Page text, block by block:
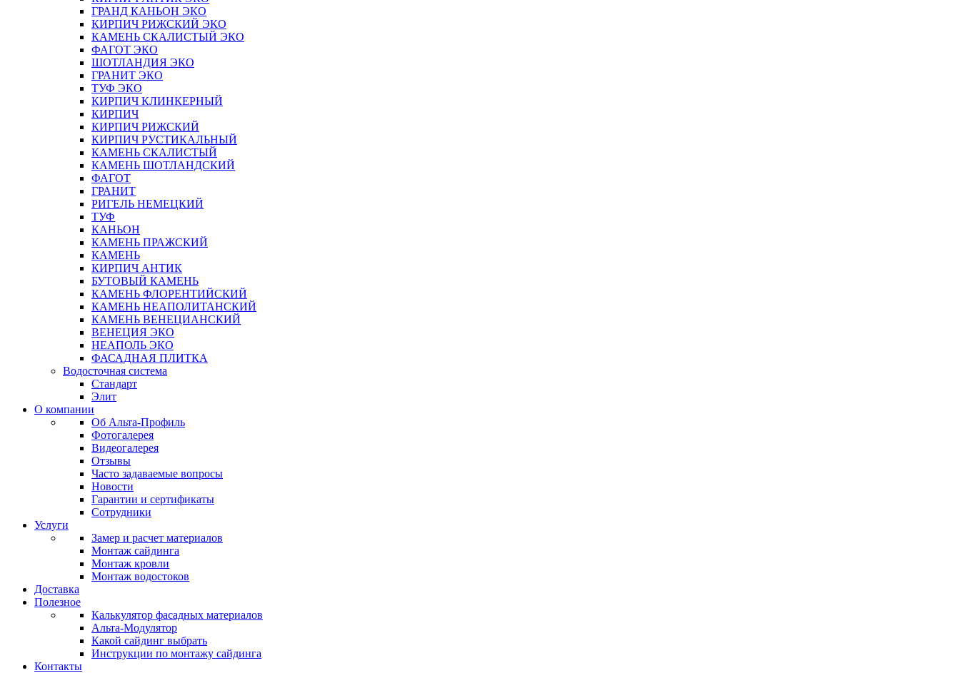
ГРАНД КАНЬОН ЭКО
КИРПИЧ РИЖСКИЙ ЭКО
КАМЕНЬ СКАЛИСТЫЙ ЭКО
ФАГОТ ЭКО
ШОТЛАНДИЯ ЭКО
ГРАНИТ ЭКО
ТУФ ЭКО
КИРПИЧ КЛИНКЕРНЫЙ
КИРПИЧ
КИРПИЧ РИЖСКИЙ
КИРПИЧ РУСТИКАЛЬНЫЙ
КАМЕНЬ СКАЛИСТЫЙ
КАМЕНЬ ШОТЛАНДСКИЙ
ФАГОТ
ГРАНИТ
РИГЕЛЬ НЕМЕЦКИЙ
ТУФ
КАНЬОН
КАМЕНЬ ПРАЖСКИЙ
КАМЕНЬ
КИРПИЧ АНТИК
БУТОВЫЙ КАМЕНЬ
КАМЕНЬ ФЛОРЕНТИЙСКИЙ
КАМЕНЬ НЕАПОЛИТАНСКИЙ
КАМЕНЬ ВЕНЕЦИАНСКИЙ
ВЕНЕЦИЯ ЭКО
НЕАПОЛЬ ЭКО
ФАСАДНАЯ ПЛИТКА
Водосточная система
Стандарт
Элит
О компании
Об Альта-Профиль
Фотогалерея
Видеогалерея
Отзывы
Часто задаваемые вопросы
Новости
Гарантии и сертификаты
Сотрудники
Услуги
Замер и расчет материалов
Монтаж сайдинга
Монтаж кровли
Монтаж водостоков
Доставка
Полезное
Калькулятор фасадных материалов
Альта-Модулятор
Какой сайдинг выбрать
Инструкции по монтажу сайдинга
Контакты